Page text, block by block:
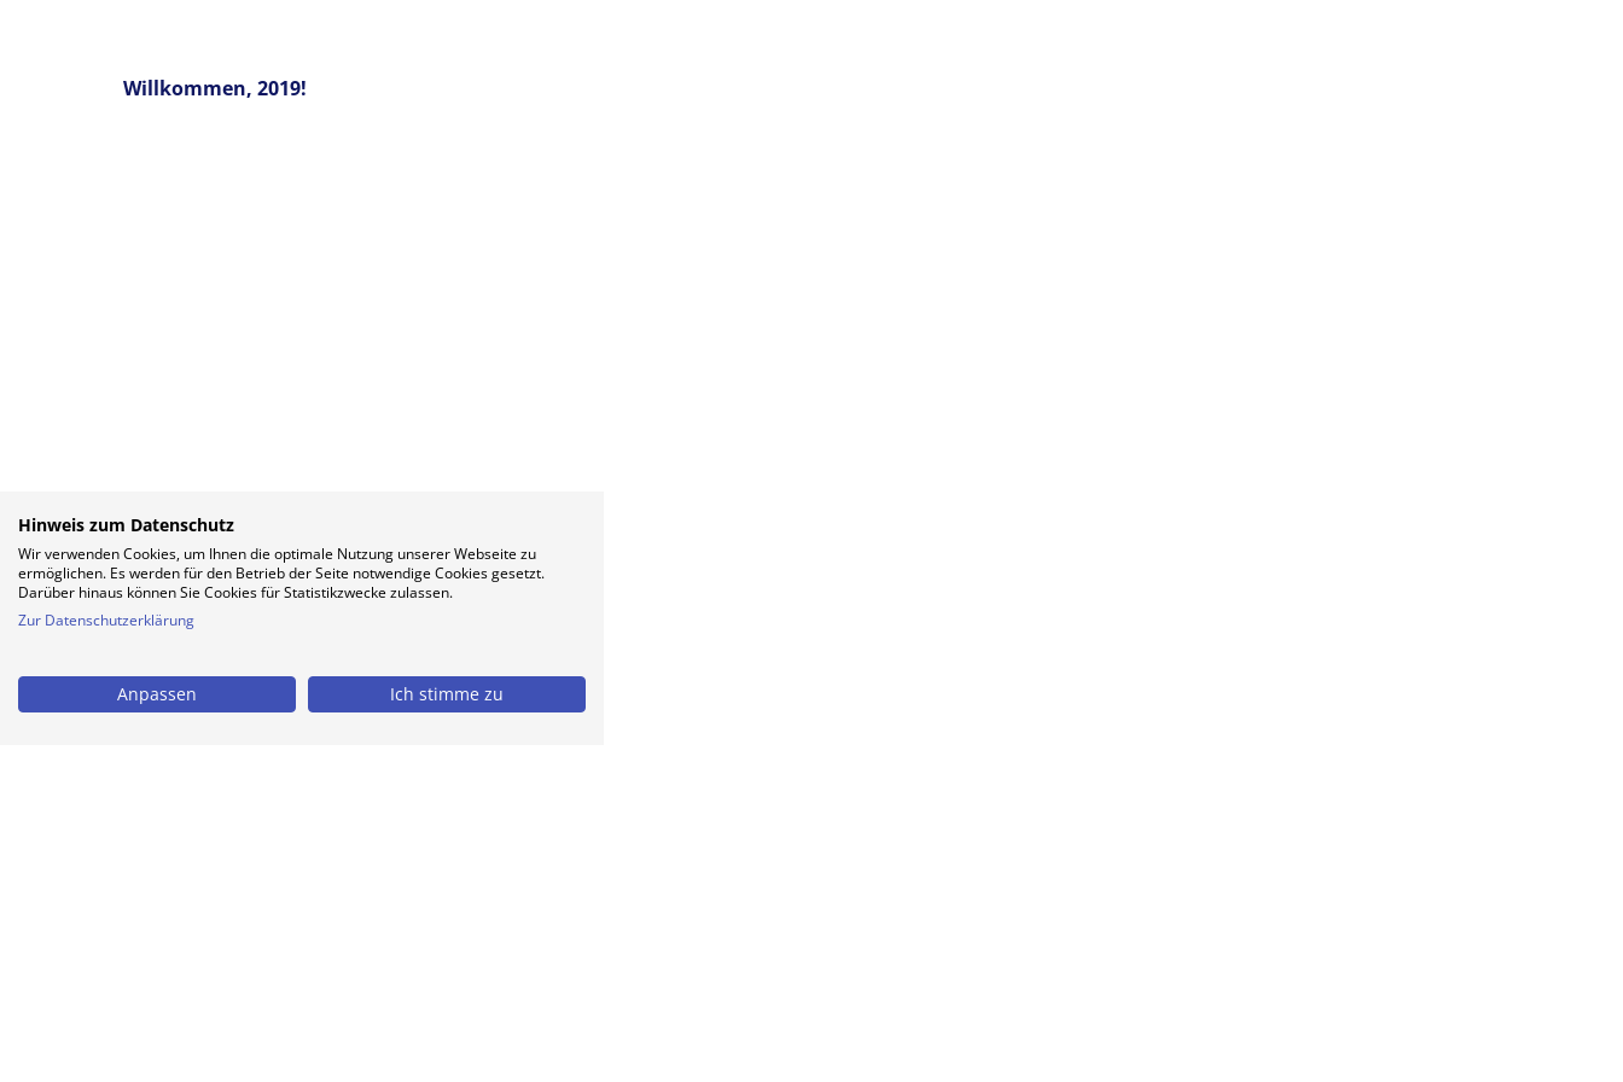
Willkommen, 2019!
Hinweis zum Datenschutz
Wir verwenden Cookies, um Ihnen die optimale Nutzung unserer Webseite zu
ermöglichen. Es werden für den Betrieb der Seite notwendige Cookies gesetzt.
Darüber hinaus können Sie Cookies für Statistikzwecke zulassen.
Zur Datenschutzerklärung
Anpassen Ich stimme zu